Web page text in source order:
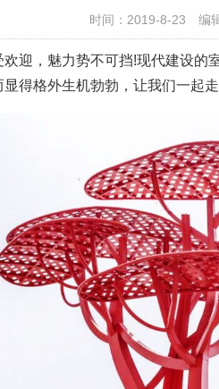
时间：2019-8-23 编
欢迎，魅力势不可挡!现代建设的
得格外生机勃勃，让我们一起